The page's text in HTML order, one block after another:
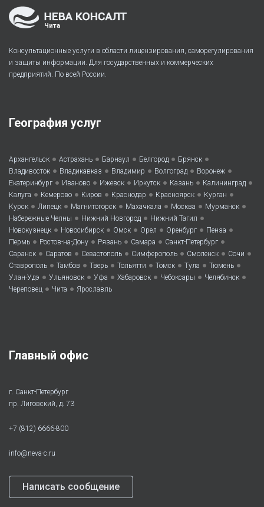
Чита
Консультационные услуги в области лицензирования, саморегулирования
и защиты информации. Для государственных и коммерческих
предприятий. По всей России.
География услуг
Архангельск • Астрахань • Барнаул • Белгород • Брянск •
Владивосток • Владикавказ • Владимир • Волгоград • Воронеж •
Екатеринбург • Иваново • Ижевск • Иркутск • Казань • Калининград •
Калуга • Кемерово • Киров • Краснодар • Красноярск • Курган •
Курск • Липецк • Магнитогорск • Махачкала • Москва • Мурманск •
Набережные Челны • Нижний Новгород • Нижний Тагил •
Новокузнецк • Новосибирск • Омск • Орел • Оренбург • Пенза •
Пермь • Ростов-на-Дону • Рязань • Самара • Санкт-Петербург •
Саранск • Саратов • Севастополь • Симферополь • Смоленск • Сочи •
Ставрополь • Тамбов • Тверь • Тольятти • Томск • Тула • Тюмень •
Улан-Удэ • Ульяновск • Уфа • Хабаровск • Чебоксары • Челябинск •
Череповец • Чита • Ярославль
Главный офис
г. Санкт-Петербург
пр. Лиговский, д. 73
+7 (812) 6666-800
info@neva-c.ru
Написать сообщение